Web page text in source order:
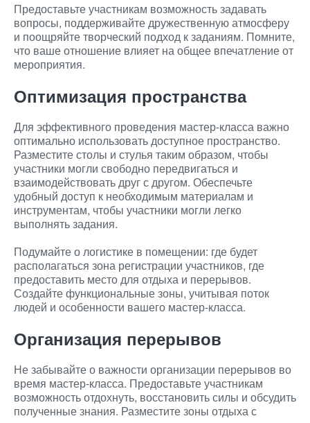
Предоставьте участникам возможность задавать
вопросы, поддерживайте дружественную атмосферу
и поощряйте творческий подход к заданиям. Помните,
что ваше отношение влияет на общее впечатление от
мероприятия.
Оптимизация пространства
Для эффективного проведения мастер-класса важно
оптимально использовать доступное пространство.
Разместите столы и стулья таким образом, чтобы
участники могли свободно передвигаться и
взаимодействовать друг с другом. Обеспечьте
удобный доступ к необходимым материалам и
инструментам, чтобы участники могли легко
выполнять задания.
Подумайте о логистике в помещении: где будет
располагаться зона регистрации участников, где
предоставить место для отдыха и перерывов.
Создайте функциональные зоны, учитывая поток
людей и особенности вашего мастер-класса.
Организация перерывов
Не забывайте о важности организации перерывов во
время мастер-класса. Предоставьте участникам
возможность отдохнуть, восстановить силы и обсудить
полученные знания. Разместите зоны отдыха с